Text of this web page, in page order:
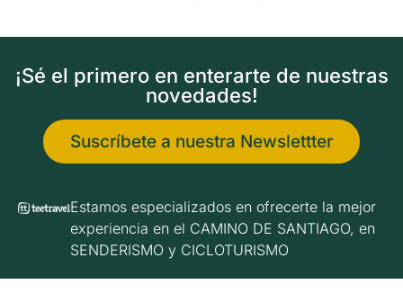
¡Sé el primero en enterarte de nuestras
novedades!
Suscríbete a nuestra Newslettter
Estamos especializados en ofrecerte la mejor
experiencia en el CAMINO DE SANTIAGO, en
SENDERISMO y CICLOTURISMO